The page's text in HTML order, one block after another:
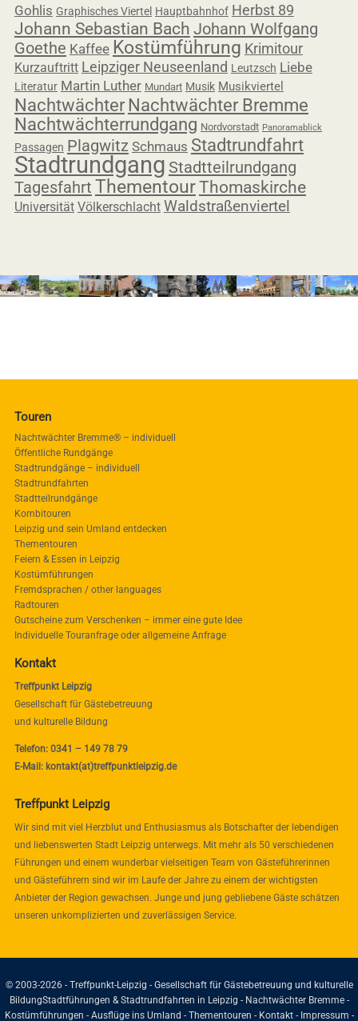
Gohlis Graphisches Viertel Hauptbahnhof Herbst 89
Johann Sebastian Bach Johann Wolfgang
Goethe Kaffee Kostümführung Krimitour
Kurzauftritt Leipziger Neuseenland Leutzsch Liebe
Literatur Martin Luther Mundart Musik Musikviertel
NachtwächterNachtwächter Bremme
Nachtwächterrundgang Nordvorstadt Panoramablick
Passagen Plagwitz Schmaus Stadtrundfahrt
Stadtrundgang Stadtteilrundgang
Tagesfahrt ThementourThomaskirche
Universität Völkerschlacht Waldstraßenviertel
Touren
Nachtwächter Bremme® – individuell
Öffentliche Rundgänge
Stadtrundgänge – individuell
Stadtrundfahrten
Stadtteilrundgänge
Kombitouren
Leipzig und sein Umland entdecken
Thementouren
Feiern & Essen in Leipzig
Kostümführungen
Fremdsprachen / other languages
Radtouren
Gutscheine zum Verschenken – immer eine gute Idee
Individuelle Touranfrage oder allgemeine Anfrage
Kontakt
Treffpunkt Leipzig
Gesellschaft für Gästebetreuung
und kulturelle Bildung
Telefon: 0341 – 149 78 79
E-Mail: kontakt(at)treffpunktleipzig.de
Treffpunkt Leipzig
Wir sind mit viel Herzblut und Enthusiasmus als Botschafter der lebendigen
und liebenswerten Stadt Leipzig unterwegs. Mit mehr als 50 verschiedenen
Führungen und einem wunderbar vielseitigen Team von Gästeführerinnen
und Gästeführern sind wir im Laufe der Jahre zu einem der wichtigsten
Anbieter der Region gewachsen. Junge und jung gebliebene Gäste schätzen
unseren unkomplizierten und zuverlässigen Service.
© 2003-2026 - Treffpunkt-Leipzig - Gesellschaft für Gästebetreuung und kulturelle
BildungStadtführungen & Stadtrundfahrten in Leipzig - Nachtwächter Bremme -
Kostümführungen - Ausflüge ins Umland - Thementouren - Kontakt- Impressum -